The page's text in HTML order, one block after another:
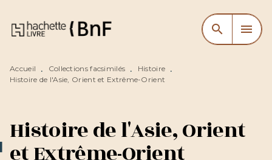
MENU RECHERCHE
CONTENU
search menu
Accueil • Collections facsimilés • Histoire •
Histoire de l'Asie, Orient et Extrême-Orient
Histoire de l'Asie, Orient
et Extrême-Orient